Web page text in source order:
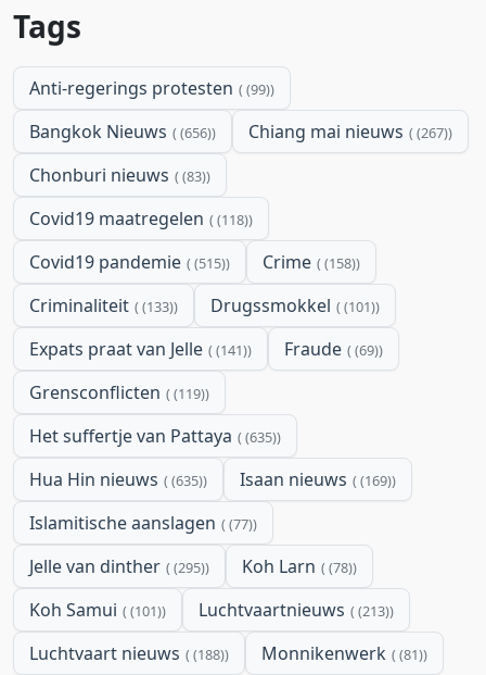
Tags
Anti-regerings protesten (99)
Bangkok Nieuws (656) Chiang mai nieuws (267)
Chonburi nieuws (83)
Covid19 maatregelen (118)
Covid19 pandemie (515) Crime (158)
Criminaliteit (133) Drugssmokkel (101)
Expats praat van Jelle (141) Fraude (69)
Grensconflicten (119)
Het suffertje van Pattaya (635)
Hua Hin nieuws (635) Isaan nieuws (169)
Islamitische aanslagen (77)
Jelle van dinther (295) Koh Larn (78)
Koh Samui (101) Luchtvaartnieuws (213)
Luchtvaart nieuws (188) Monnikenwerk (81)